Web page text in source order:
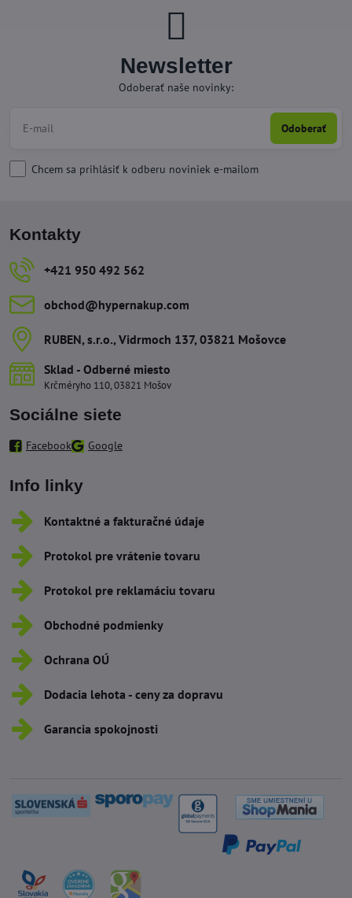
Newsletter
Odoberať naše novinky:
Odoberať
Chcem sa prihlásiť k odberu noviniek e-mailom
Kontakty
+421 950 492 562
obchod​@hypernakup​.com
RUBEN, s​.r​.o​., Vidrmoch 137, 03821 Mošovce
Sklad - Odberné miesto
Krčméryho 110, 03821 Mošov
Sociálne siete
Facebook Google
Info linky
Kontaktné a fakturačné údaje
Protokol pre vrátenie tovaru
Protokol pre reklamáciu tovaru
Obchodné podmienky
Ochrana OÚ
Dodacia lehota - ceny za dopravu
Garancia spokojnosti